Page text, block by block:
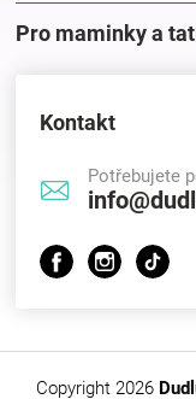
Pro maminky a
Kontakt
Potřebujete
Copyright 2026